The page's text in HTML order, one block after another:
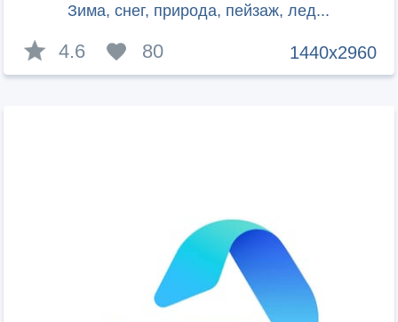
Зима, снег, природа, пейзаж, лед...
1440x2960
4.6 80